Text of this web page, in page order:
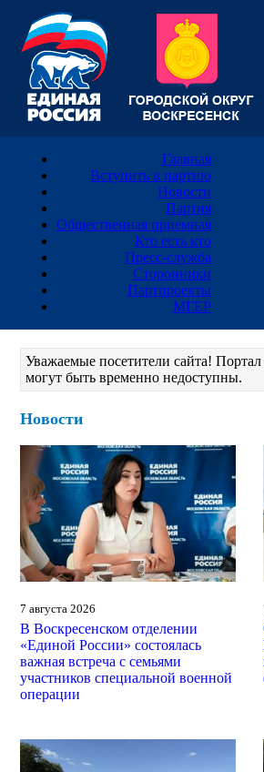
Главная
Вступить в партию
Новости
Партия
Общественная приемная
Кто есть кто
Пресс-служба
Сторонники
Партпроекты
МГЕР
Уважаемые посетители сайта!
могут быть временно недоступны.
Новости
7 августа 2026
В Воскресенском отделении
«Единой России» состоялась
важная встреча с семьями
участников специальной военной
операции